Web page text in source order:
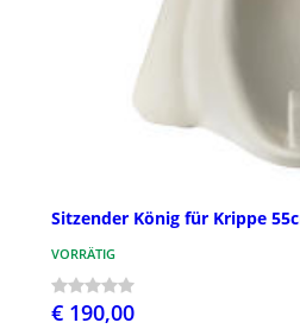
Sitzender König für Krippe
VORRÄTIG
€ 190,00